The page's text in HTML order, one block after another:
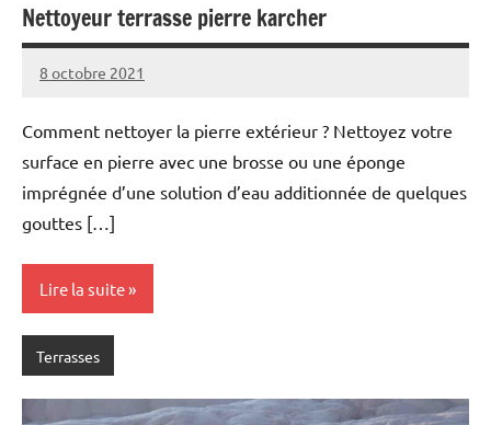
Nettoyeur terrasse pierre karcher
8 octobre 2021
Comment nettoyer la pierre extérieur ? Nettoyez votre
surface en pierre avec une brosse ou une éponge
imprégnée d’une solution d’eau additionnée de quelques
gouttes […]
Lire la suite
Terrasses